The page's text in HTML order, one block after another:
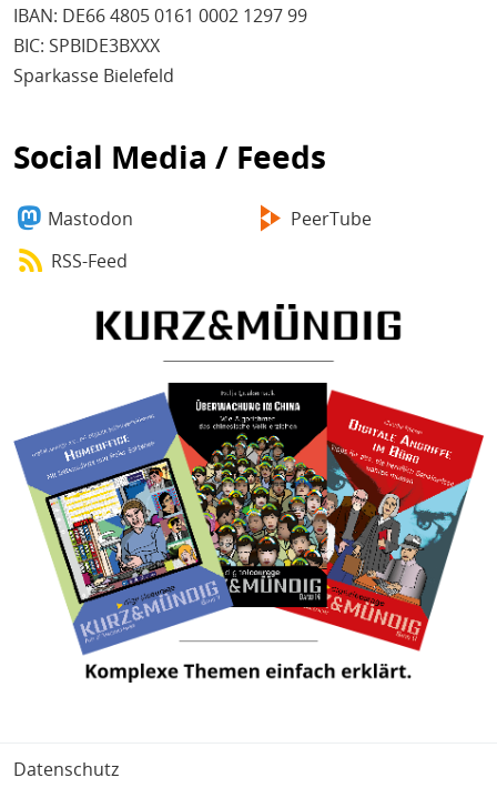
IBAN: DE66 4805 0161 0002 1297 99
BIC: SPBIDE3BXXX
Sparkasse Bielefeld
Social Media / Feeds
Mastodon
PeerTube
RSS-Feed
Fußbereich
Datenschutz